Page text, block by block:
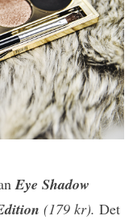
Eye Shadow
(179 kr). Det